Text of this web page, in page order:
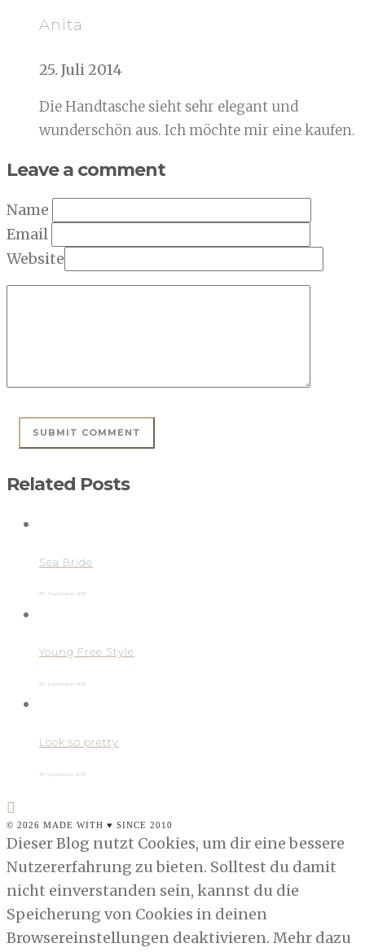
Anita
25. Juli 2014
Die Handtasche sieht sehr elegant und
wunderschön aus. Ich möchte mir eine kaufen.
Leave a comment
Name
Email
Website
Related Posts
Sea Bride
30. September 2015
Young Free Style
30. September 2015
Look so pretty
18. September 2015
© 2026 MADE WITH ♥ SINCE 2010
Dieser Blog nutzt Cookies, um dir eine bessere
Nutzererfahrung zu bieten. Solltest du damit
nicht einverstanden sein, kannst du die
Speicherung von Cookies in deinen
Browsereinstellungen deaktivieren. Mehr dazu